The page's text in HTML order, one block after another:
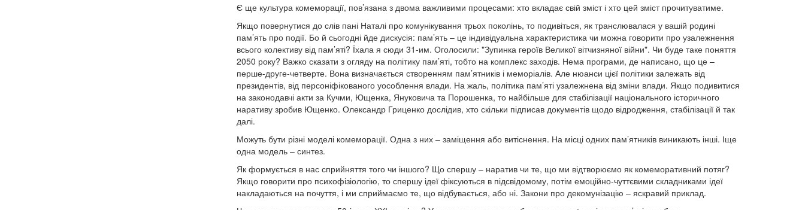
Є ще культура комеморації, пов’язана з двома важливими процесами: хто вкладає свій зміст і хто цей зміст прочитуватиме.
Якщо повернутися до слів пані Наталі про комунікування трьох поколінь, то подивіться, як транслювалася у вашій родині
пам’ять про події. Бо й сьогодні йде дискусія: пам’ять – це індивідуальна характеристика чи можна говорити про узалежнення
всього колективу від пам’яті? Їхала я сюди 31-им. Оголосили: "Зупинка героїв Великої вітчизняної війни". Чи буде таке поняття
2050 року? Важко сказати з огляду на політику пам’яті, тобто на комплекс заходів. Нема програми, де написано, що це –
перше-друге-четверте. Вона визначається створенням пам’ятників і меморіалів. Але нюанси цієї політики залежать від
президентів, від персоніфікованого уособлення влади. На жаль, політика пам’яті узалежнена від зміни влади. Якщо подивитися
на законодавчі акти за Кучми, Ющенка, Януковича та Порошенка, то найбільше для стабілізації національного історичного
наративу зробив Ющенко. Олександр Гриценко дослідив, хто скільки підписав документів щодо відродження, стабілізації й так
далі.
Можуть бути різні моделі комеморації. Одна з них – заміщення або витіснення. На місці одних пам’ятників виникають інші. Іще
одна модель – синтез.
Як формується в нас сприйняття того чи іншого? Що спершу – наратив чи те, що ми відтворюємо як комеморативний потяг?
Якщо говорити про психофізіологію, то спершу ідеї фіксуються в підсвідомому, потім емоційно-чуттєвими складниками ідеї
накладаються на почуття, і ми сприймаємо те, що відбувається, або ні. Закони про декомунізацію – яскравий приклад.